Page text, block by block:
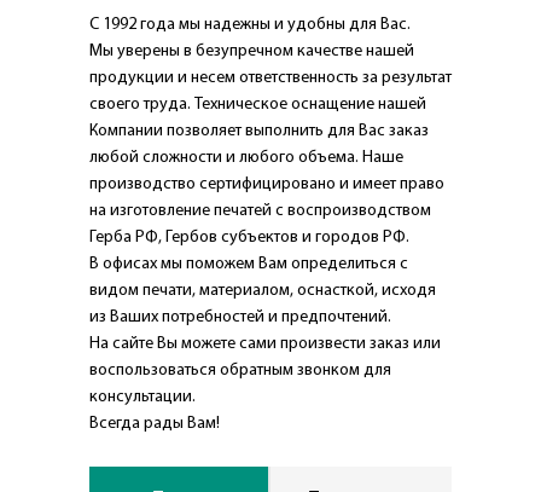
С 1992 года мы надежны и удобны для Вас.
Мы уверены в безупречном качестве нашей
продукции и несем ответственность за результат
своего труда. Техническое оснащение нашей
Компании позволяет выполнить для Вас заказ
любой сложности и любого объема. Наше
производство сертифицировано и имеет право
на изготовление печатей с воспроизводством
Герба РФ, Гербов субъектов и городов РФ.
В офисах мы поможем Вам определиться с
видом печати, материалом, оснасткой, исходя
из Ваших потребностей и предпочтений.
На сайте Вы можете сами произвести заказ или
воспользоваться обратным звонком для
консультации.
Всегда рады Вам!